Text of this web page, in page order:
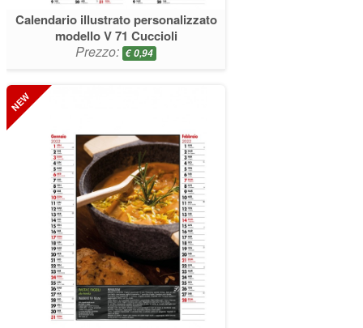
Calendario illustrato personalizzato
modello V 71 Cuccioli
Prezzo: €0,94